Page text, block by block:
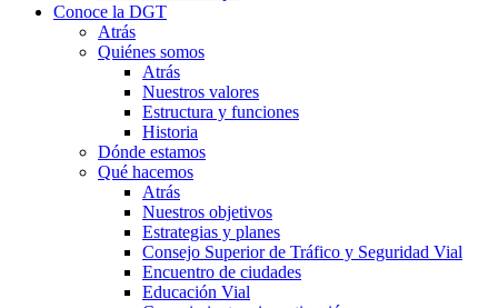
Conoce la DGT
Atrás
Quiénes somos
Atrás
Nuestros valores
Estructura y funciones
Historia
Dónde estamos
Qué hacemos
Atrás
Nuestros objetivos
Estrategias y planes
Consejo Superior de Tráfico y Seguridad Vial
Encuentro de ciudades
Educación Vial